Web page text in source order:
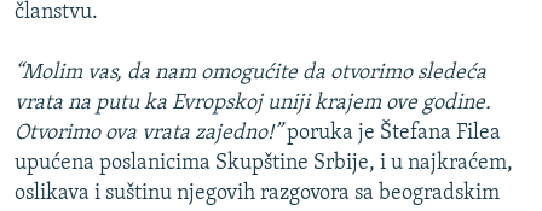
članstvu.
“Molim vas, da nam omogućite da otvorimo sledeća
vrata na putu ka Evropskoj uniji krajem ove godine.
Otvorimo ova vrata zajedno!”poruka je Štefana Filea
upućena poslanicima Skupštine Srbije, i u najkraćem,
oslikava i suštinu njegovih razgovora sa beogradskim